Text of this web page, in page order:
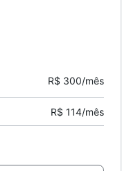
R$ 300/mês
R$ 114/mês